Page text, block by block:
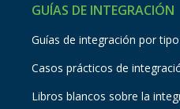
GUÍAS DE INTEGRACIÓN
Guías de integración por
Casos prácticos de
Libros blancos sobre la